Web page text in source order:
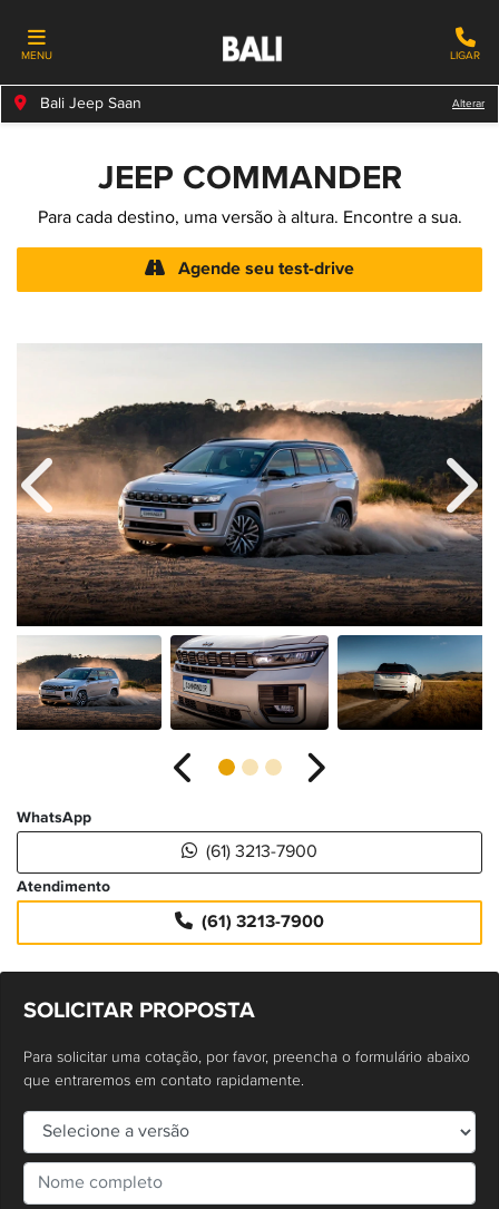
MENU LIGAR
Bali Jeep Saan Alterar
JEEP COMMANDER
Para cada destino, uma versão à altura. Encontre a sua.
Agende seu test-drive
SOLICITAR PROPOSTA
Para solicitar uma cotação, por favor, preencha o formulário abaixo
que entraremos em contato rapidamente.
Anterior
Anterior Próximo
WhatsApp
(61) 3213-7900
Atendimento
(61) 3213-7900